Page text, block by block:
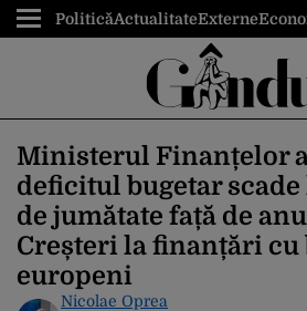
PoliticăActualitateExterne
Ministerul Finanțelor
deficitul bugetar
de jumătate față de
Creșteri la finanțări cu
europeni
Nicolae Oprea